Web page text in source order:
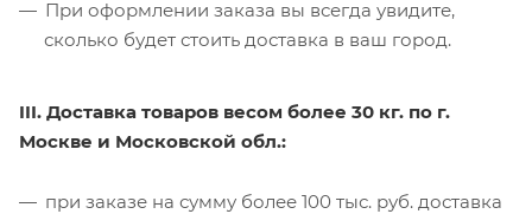
При оформлении заказа вы всегда увидите,
сколько будет стоить доставка в ваш город.
III. Доставка товаров весом более 30 кг. по г.
Москве и Московской обл.:
при заказе на сумму более 100 тыс. руб. доставка